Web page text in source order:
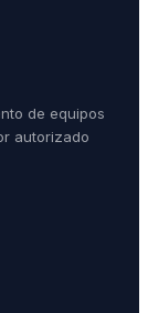
de equipos
autorizado